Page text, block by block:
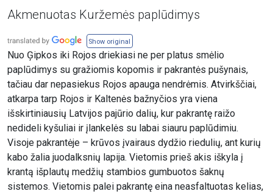
Akmenuotas Kuržemės paplūdimys
Show original
Nuo Ģipkos iki Rojos driekiasi ne per platus smėlio
paplūdimys su gražiomis kopomis ir pakrantės pušynais,
tačiau dar nepasiekus Rojos apauga nendrėmis. Atvirkščiai,
atkarpa tarp Rojos ir Kaltenės bažnyčios yra viena
išskirtiniausių Latvijos pajūrio dalių, kur pakrantę raižo
nedideli kyšuliai ir įlankelės su labai siauru paplūdimiu.
Visoje pakrantėje – krūvos įvairaus dydžio riedulių, ant kurių
kabo žalia juodalksnių lapija. Vietomis prieš akis iškyla į
krantą išplautų medžių stambios gumbuotos šaknų
sistemos. Vietomis palei pakrantę eina neasfaltuotas kelias,